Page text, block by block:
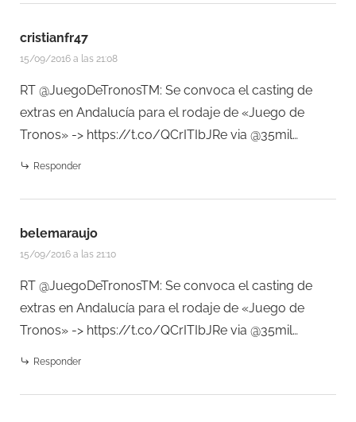
cristianfr47
15/09/2016 a las 21:08
RT @JuegoDeTronosTM: Se convoca el casting de
extras en Andalucía para el rodaje de «Juego de
Tronos» -> https://t.co/QCrITIbJRe via @35mil…
Responder
belemaraujo
15/09/2016 a las 21:10
RT @JuegoDeTronosTM: Se convoca el casting de
extras en Andalucía para el rodaje de «Juego de
Tronos» -> https://t.co/QCrITIbJRe via @35mil…
Responder